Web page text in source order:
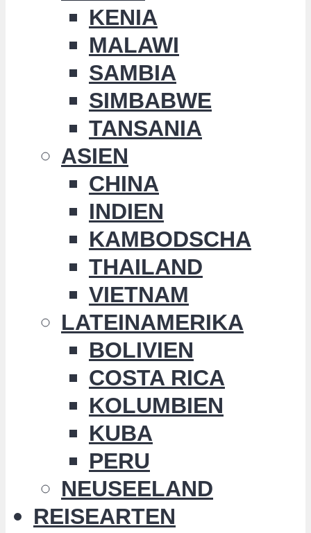
KENIA
MALAWI
SAMBIA
SIMBABWE
TANSANIA
ASIEN
CHINA
INDIEN
KAMBODSCHA
THAILAND
VIETNAM
LATEINAMERIKA
BOLIVIEN
COSTA RICA
KOLUMBIEN
KUBA
PERU
NEUSEELAND
REISEARTEN